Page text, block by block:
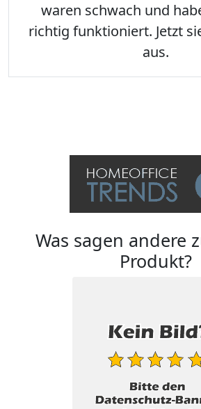
waren schwach und
richtig funktioniert. Jetzt
aus.
Was sagen andere
Produkt?